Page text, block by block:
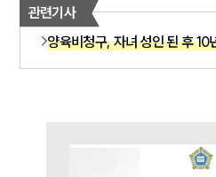
공지
대륜법률
관련기사
양육비청구, 자녀 성인 된 후 10